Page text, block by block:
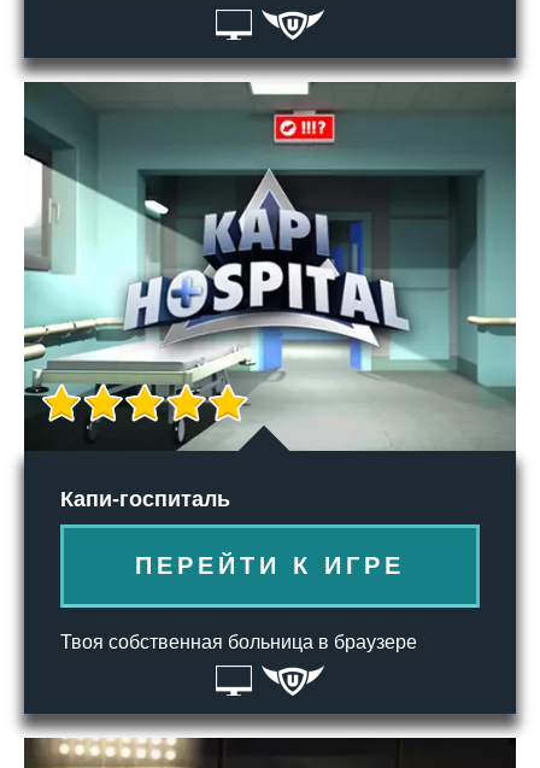
Капи-госпиталь
ПЕРЕЙТИ К ИГРЕ
Твоя собственная больница в браузере